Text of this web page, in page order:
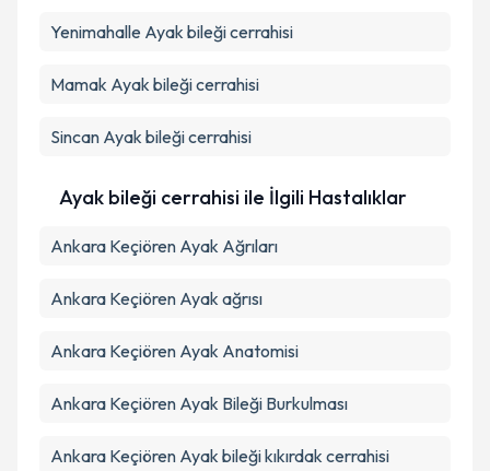
Yenimahalle Ayak bileği cerrahisi
Mamak Ayak bileği cerrahisi
Sincan Ayak bileği cerrahisi
Ayak bileği cerrahisi ile İlgili Hastalıklar
Ankara Keçiören Ayak Ağrıları
Ankara Keçiören Ayak ağrısı
Ankara Keçiören Ayak Anatomisi
Ankara Keçiören Ayak Bileği Burkulması
Ankara Keçiören Ayak bileği kıkırdak cerrahisi